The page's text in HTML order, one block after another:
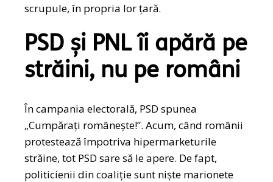
scrupule, în propria lor țară.
PSD și PNL îi apără pe
străini, nu pe români
În campania electorală, PSD spunea
„Cumpărați românește!”. Acum, când românii
protestează împotriva hipermarketurile
străine, tot PSD sare să le apere. De fapt,
politicienii din coaliție sunt niște marionete